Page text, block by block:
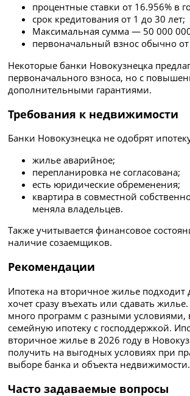
процентные ставки от 16.956% в
срок кредитования от 1 до 30 лет;
Максимальная сумма — 50 000
первоначальный взнос обычно от
Некоторые банки Новокузнецка
первоначального взноса, но с
дополнительными гарантиями.
Требования к недвижимости
Банки Новокузнецка не одобрят
жилье аварийное;
перепланировка не согласована;
есть юридические обременения;
квартира в совместной
меняла владельцев.
Также учитывается финансовое
наличие созаемщиков.
Рекомендации
Ипотека на вторичное жилье подходит
хочет сразу въехать или сдавать
много программ с разными условиями,
семейную ипотеку с господдержкой.
вторичное жилье в 2026 году в
получить на выгодных условиях при
выборе банка и объекта недвижимости.
Часто задаваемые вопросы